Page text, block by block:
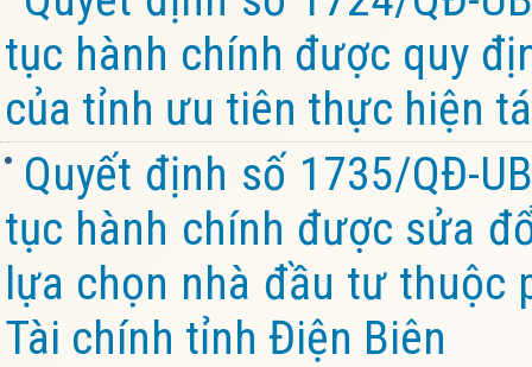
tục hành chính được quy
của tỉnh ưu tiên thực hiện
Quyết định số 1735/QĐ-
tục hành chính được sửa
lựa chọn nhà đầu tư thuộc
Tài chính tỉnh Điện Biên